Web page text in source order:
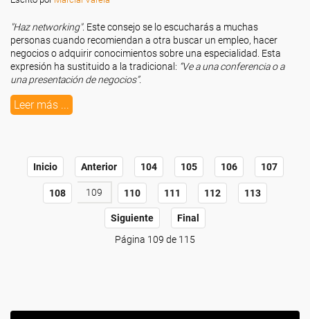
"Haz networking". Este consejo se lo escucharás a muchas
personas cuando recomiendan a otra buscar un empleo, hacer
negocios o adquirir conocimientos sobre una especialidad. Esta
expresión ha sustituido a la tradicional: “Ve a una conferencia o a
una presentación de negocios”.
Leer más ...
Inicio Anterior 104 105 106 107
108 109 110 111 112 113
Siguiente
Final
Página 109 de 115